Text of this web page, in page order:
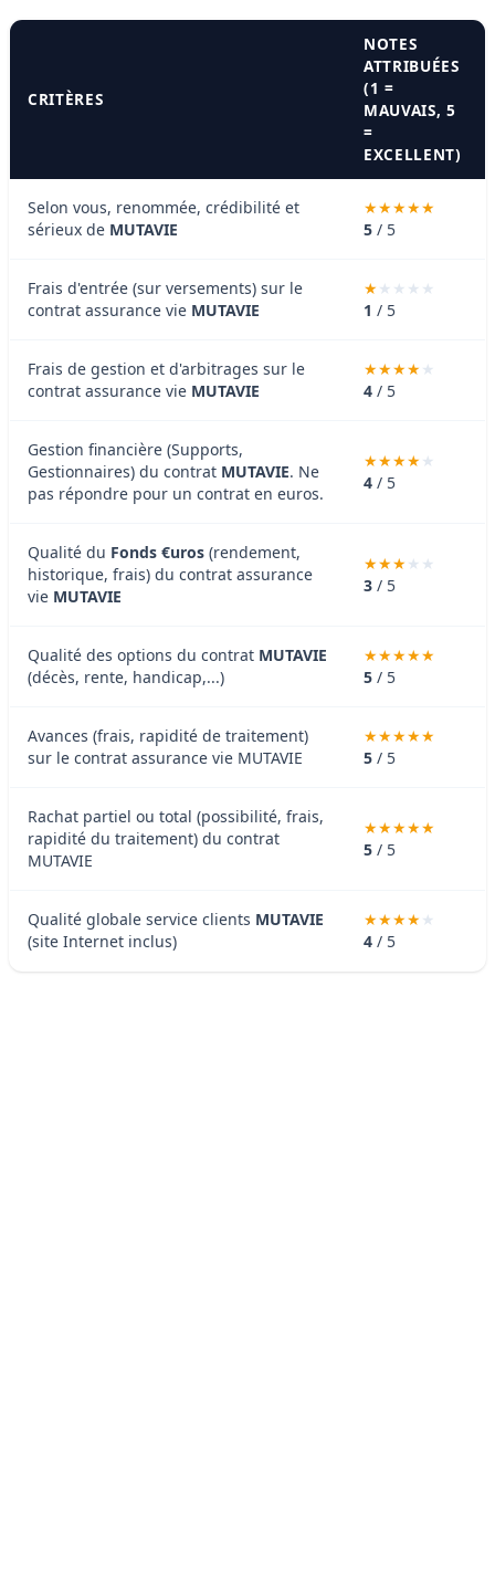
CRITÈRES
NOTES
ATTRIBUÉES
(1 =
MAUVAIS, 5
=
EXCELLENT)
Selon vous, renommée, crédibilité et
sérieux de MUTAVIE 5 / 5
Frais d'entrée (sur versements) sur le
contrat assurance vie MUTAVIE 1 / 5
Frais de gestion et d'arbitrages sur le
contrat assurance vie MUTAVIE 4 / 5
Gestion financière (Supports,
Gestionnaires) du contrat MUTAVIE. Ne
pas répondre pour un contrat en euros.
4 / 5
Qualité du Fonds €uros (rendement,
historique, frais) du contrat assurance
vie MUTAVIE
3 / 5
Qualité des options du contrat MUTAVIE
(décès, rente, handicap,...)
5 / 5
Avances (frais, rapidité de traitement)
sur le contrat assurance vie MUTAVIE
5 / 5
Rachat partiel ou total (possibilité, frais,
rapidité du traitement) du contrat
MUTAVIE
5 / 5
Qualité globale service clients MUTAVIE
(site Internet inclus)
4 / 5